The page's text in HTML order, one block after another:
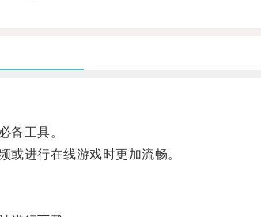
工具。
进行在线游戏时更加流畅。